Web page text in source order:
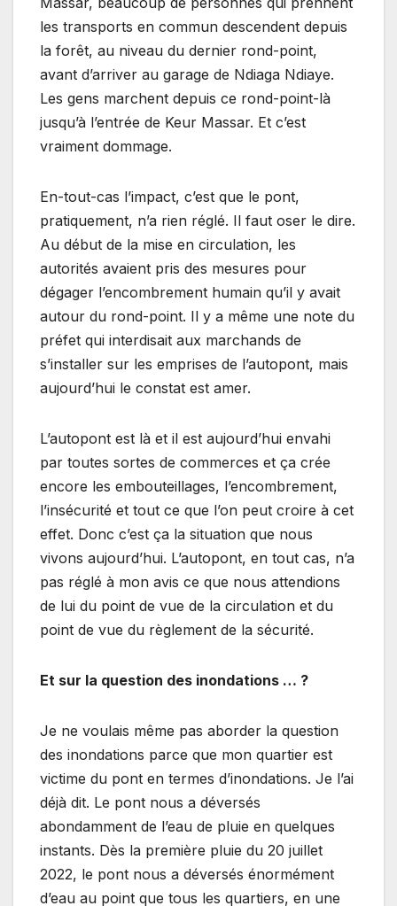
les transports en commun descendent depuis
la forêt, au niveau du dernier rond-point,
avant d’arriver au garage de Ndiaga Ndiaye.
Les gens marchent depuis ce rond-point-là
jusqu’à l’entrée de Keur Massar. Et c’est
vraiment dommage.
En-tout-cas l’impact, c’est que le pont,
pratiquement, n’a rien réglé. Il faut oser le dire.
Au début de la mise en circulation, les
autorités avaient pris des mesures pour
dégager l’encombrement humain qu’il y avait
autour du rond-point. Il y a même une note du
préfet qui interdisait aux marchands de
s’installer sur les emprises de l’autopont, mais
aujourd’hui le constat est amer.
L’autopont est là et il est aujourd’hui envahi
par toutes sortes de commerces et ça crée
encore les embouteillages, l’encombrement,
l’insécurité et tout ce que l’on peut croire à cet
effet. Donc c’est ça la situation que nous
vivons aujourd’hui. L’autopont, en tout cas, n’a
pas réglé à mon avis ce que nous attendions
de lui du point de vue de la circulation et du
point de vue du règlement de la sécurité.
Et sur la question des inondations … ?
Je ne voulais même pas aborder la question
des inondations parce que mon quartier est
victime du pont en termes d’inondations. Je l’ai
déjà dit. Le pont nous a déversés
abondamment de l’eau de pluie en quelques
instants. Dès la première pluie du 20 juillet
2022, le pont nous a déversés énormément
d’eau au point que tous les quartiers, en une